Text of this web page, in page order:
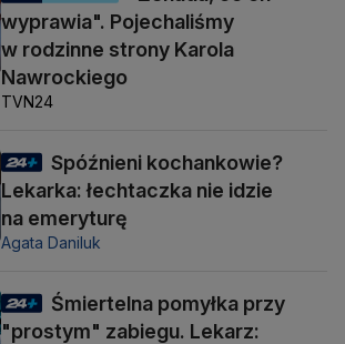
wyprawia". Pojechaliśmy
w rodzinne strony Karola
Nawrockiego
TVN24
Spóźnieni kochankowie?
Lekarka: łechtaczka nie idzie
na emeryturę
Agata Daniluk
Śmiertelna pomyłka przy
"prostym" zabiegu. Lekarz: